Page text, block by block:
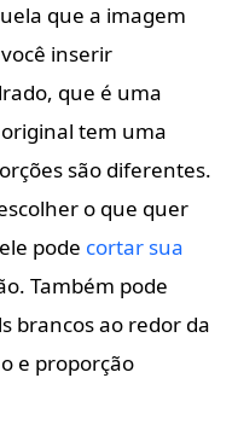
que a imagem
inserir
que é uma
tem uma
são diferentes.
o que quer
pode cortar sua
Também pode
brancos ao redor da
e proporção